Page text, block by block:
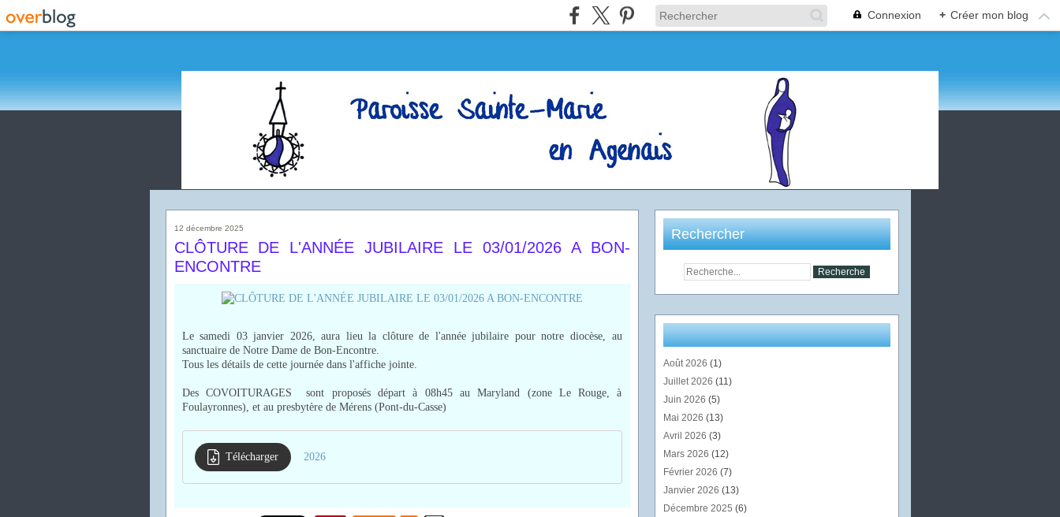
Connexion + Créer mon blog
12 décembre 2025
CLÔTURE DE L'ANNÉE JUBILAIRE LE 03/01/2026 A BON-
ENCONTRE
Le samedi 03 janvier 2026, aura lieu la clôture de l'année jubilaire pour notre diocèse, au
sanctuaire de Notre Dame de Bon-Encontre.
Tous les détails de cette journée dans l'affiche jointe.
Des COVOITURAGES sont proposés départ à 08h45 au Maryland (zone Le Rouge, à
Foulayronnes), et au presbytère de Mérens (Pont-du-Casse)
Télécharger 2026
Rechercher
Août 2026 (1)
Juillet 2026 (11)
Juin 2026 (5)
Mai 2026 (13)
Avril 2026 (3)
Mars 2026 (12)
Février 2026 (7)
Janvier 2026 (13)
Décembre 2025 (6)